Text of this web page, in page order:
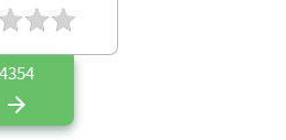
4354